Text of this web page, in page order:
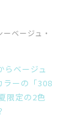
ベージュ・
らベージュ
ラーの「308
限定の2色